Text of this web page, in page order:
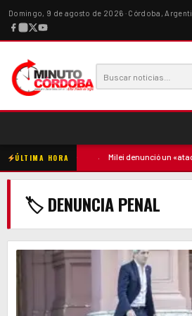
Domingo, 9 de agosto de 2026 · Córdoba,
ÚLTIMA HORA
contra la madre Milei denunció un
🏷 DENUNCIA PENAL